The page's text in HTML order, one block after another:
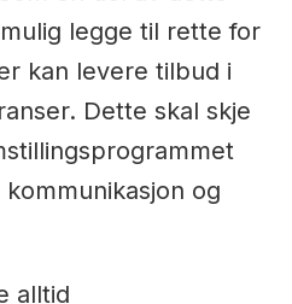
legge til rette for
kan levere tilbud i
Dette skal skje
og
alltid